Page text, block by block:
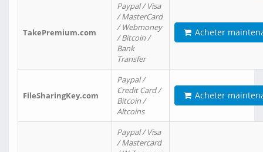
TakePremium.com
Paypal / Visa
/ MasterCard
/ Webmoney
/ Bitcoin /
Bank
Transfer
Acheter
FileSharingKey.com
Paypal /
Credit Card /
Bitcoin /
Altcoins
Acheter
Paypal / Visa
/ Mastercard